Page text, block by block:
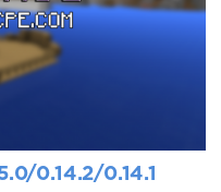
0.14.2/0.14.1